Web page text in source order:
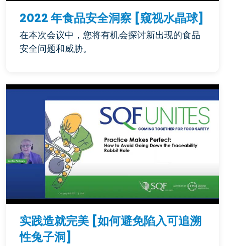
2022 年食品安全洞察 [窥视水晶球]
在本次会议中，您将有机会探讨新出现的食品
安全问题和威胁。
实践造就完美 [如何避免陷入可追溯
性兔子洞]